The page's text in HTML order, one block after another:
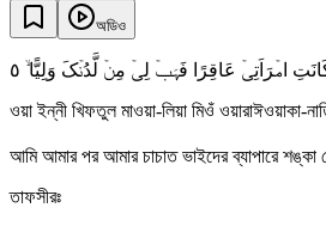
অডিও
امۡرَاَتِیۡ عَاقِرًا فَہَبۡ لِیۡ مِنۡ لَّدُنۡکَ وَلِیًّا ٥
ওয়া ইন্নী খিফতুল মাওয়া-লিয়া মিওঁ ওয়ারাঈওয়াকা-
আমি আমার পর আমার চাচাত ভাইদের ব্যাপারে শঙ্কা
তাফসীরঃ